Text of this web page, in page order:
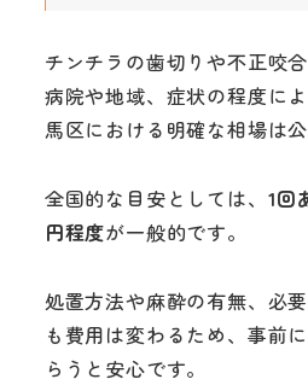
チンチラの歯切りや不正咬
病院や地域、症状の程度に
馬区における明確な相場は
全国的な目安としては、 1回
円程度が一般的です。
処置方法や麻酔の有無、必
も費用は変わるため、事前
らうと安心です。